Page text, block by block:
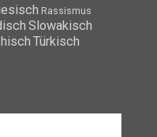
Rassismus
Slowakisch
Türkisch